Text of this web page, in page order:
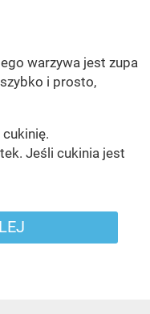
warzywa jest zupa
i prosto,
Jeśli cukinia jest